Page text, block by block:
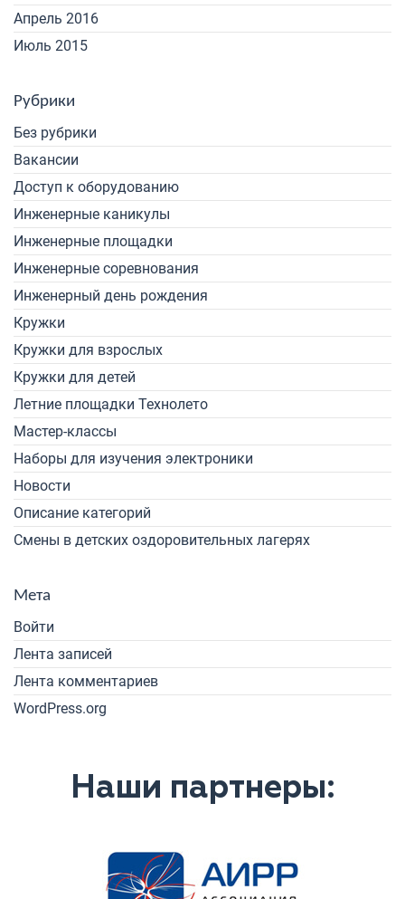
Апрель 2016
Июль 2015
Рубрики
Без рубрики
Вакансии
Доступ к оборудованию
Инженерные каникулы
Инженерные площадки
Инженерные соревнования
Инженерный день рождения
Кружки
Кружки для взрослых
Кружки для детей
Летние площадки Технолето
Мастер-классы
Наборы для изучения электроники
Новости
Описание категорий
Смены в детских оздоровительных лагерях
Мета
Войти
Лента записей
Лента комментариев
WordPress.org
Наши партнеры: